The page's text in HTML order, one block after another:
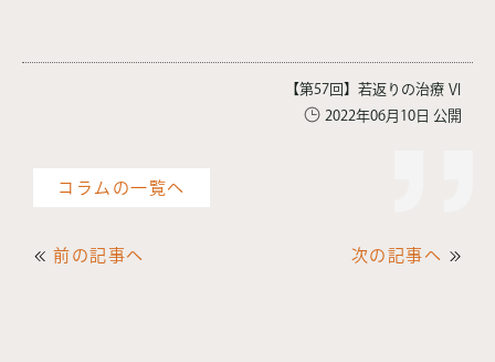
【第57回】若返りの治療 Ⅵ
2022年06月10日 公開
前の記事へ
コラムの一覧へ
次の記事へ